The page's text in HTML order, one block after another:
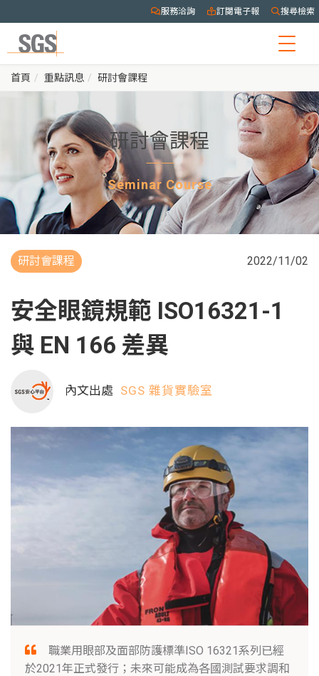
服務洽詢 訂閱電子報 搜尋檢索
首頁 重點訊息 研討會課程
研討會課程
Seminar Course
研討會課程 2022/11/02
安全眼鏡規範 ISO16321-1
與 EN 166 差異
內文出處 SGS 雜貨實驗室
職業用眼部及面部防護標準ISO 16321系列已經
於2021年正式發行；未來可能成為各國測試要求調和